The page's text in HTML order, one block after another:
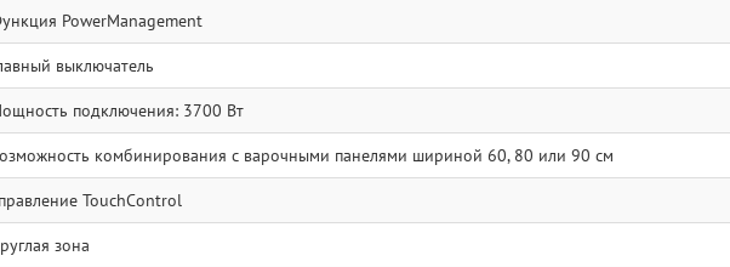
PowerManagement
выключатель
подключения: 3700 Вт
комбинирования с варочными панелями шириной 60, 80 или 90 см
TouchControl
зона